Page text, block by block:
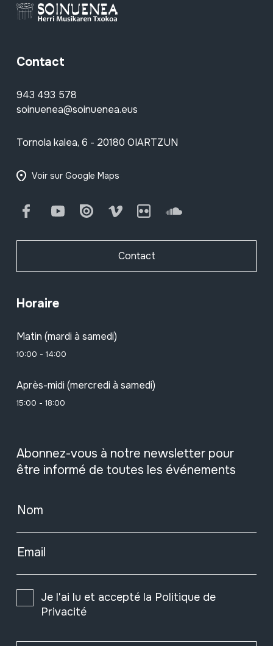
Contact
943 493 578
soinuenea@soinuenea.eus
Tornola kalea, 6 - 20180 OIARTZUN
Voir sur Google Maps
FacebookYoutube Issuu Vimeo Flickr SoundCloud
Contact
Horaire
Matin (mardi à samedi)
10:00 - 14:00
Après-midi (mercredi à samedi)
15:00 - 18:00
Abonnez-vous à notre newsletter pour
être informé de toutes les événements
Nom
Email
Je l'ai lu et accepté la Politique de
Privacité